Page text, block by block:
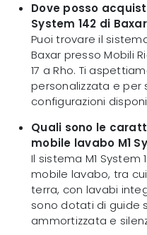
Dove posso
System 142 di
Puoi trovare il
Baxar presso Mobili
17 a Rho. Ti
personalizzata e per
configurazioni
Quali sono le
mobile lavabo M1
Il sistema M1
mobile lavabo, tra
terra, con lavabi
sono dotati di guide
ammortizzata e